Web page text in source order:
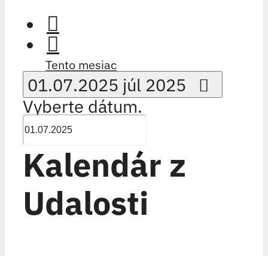
Tento mesiac
01.07.2025 júl 2025
Vyberte dátum.
Kalendár z
Udalosti